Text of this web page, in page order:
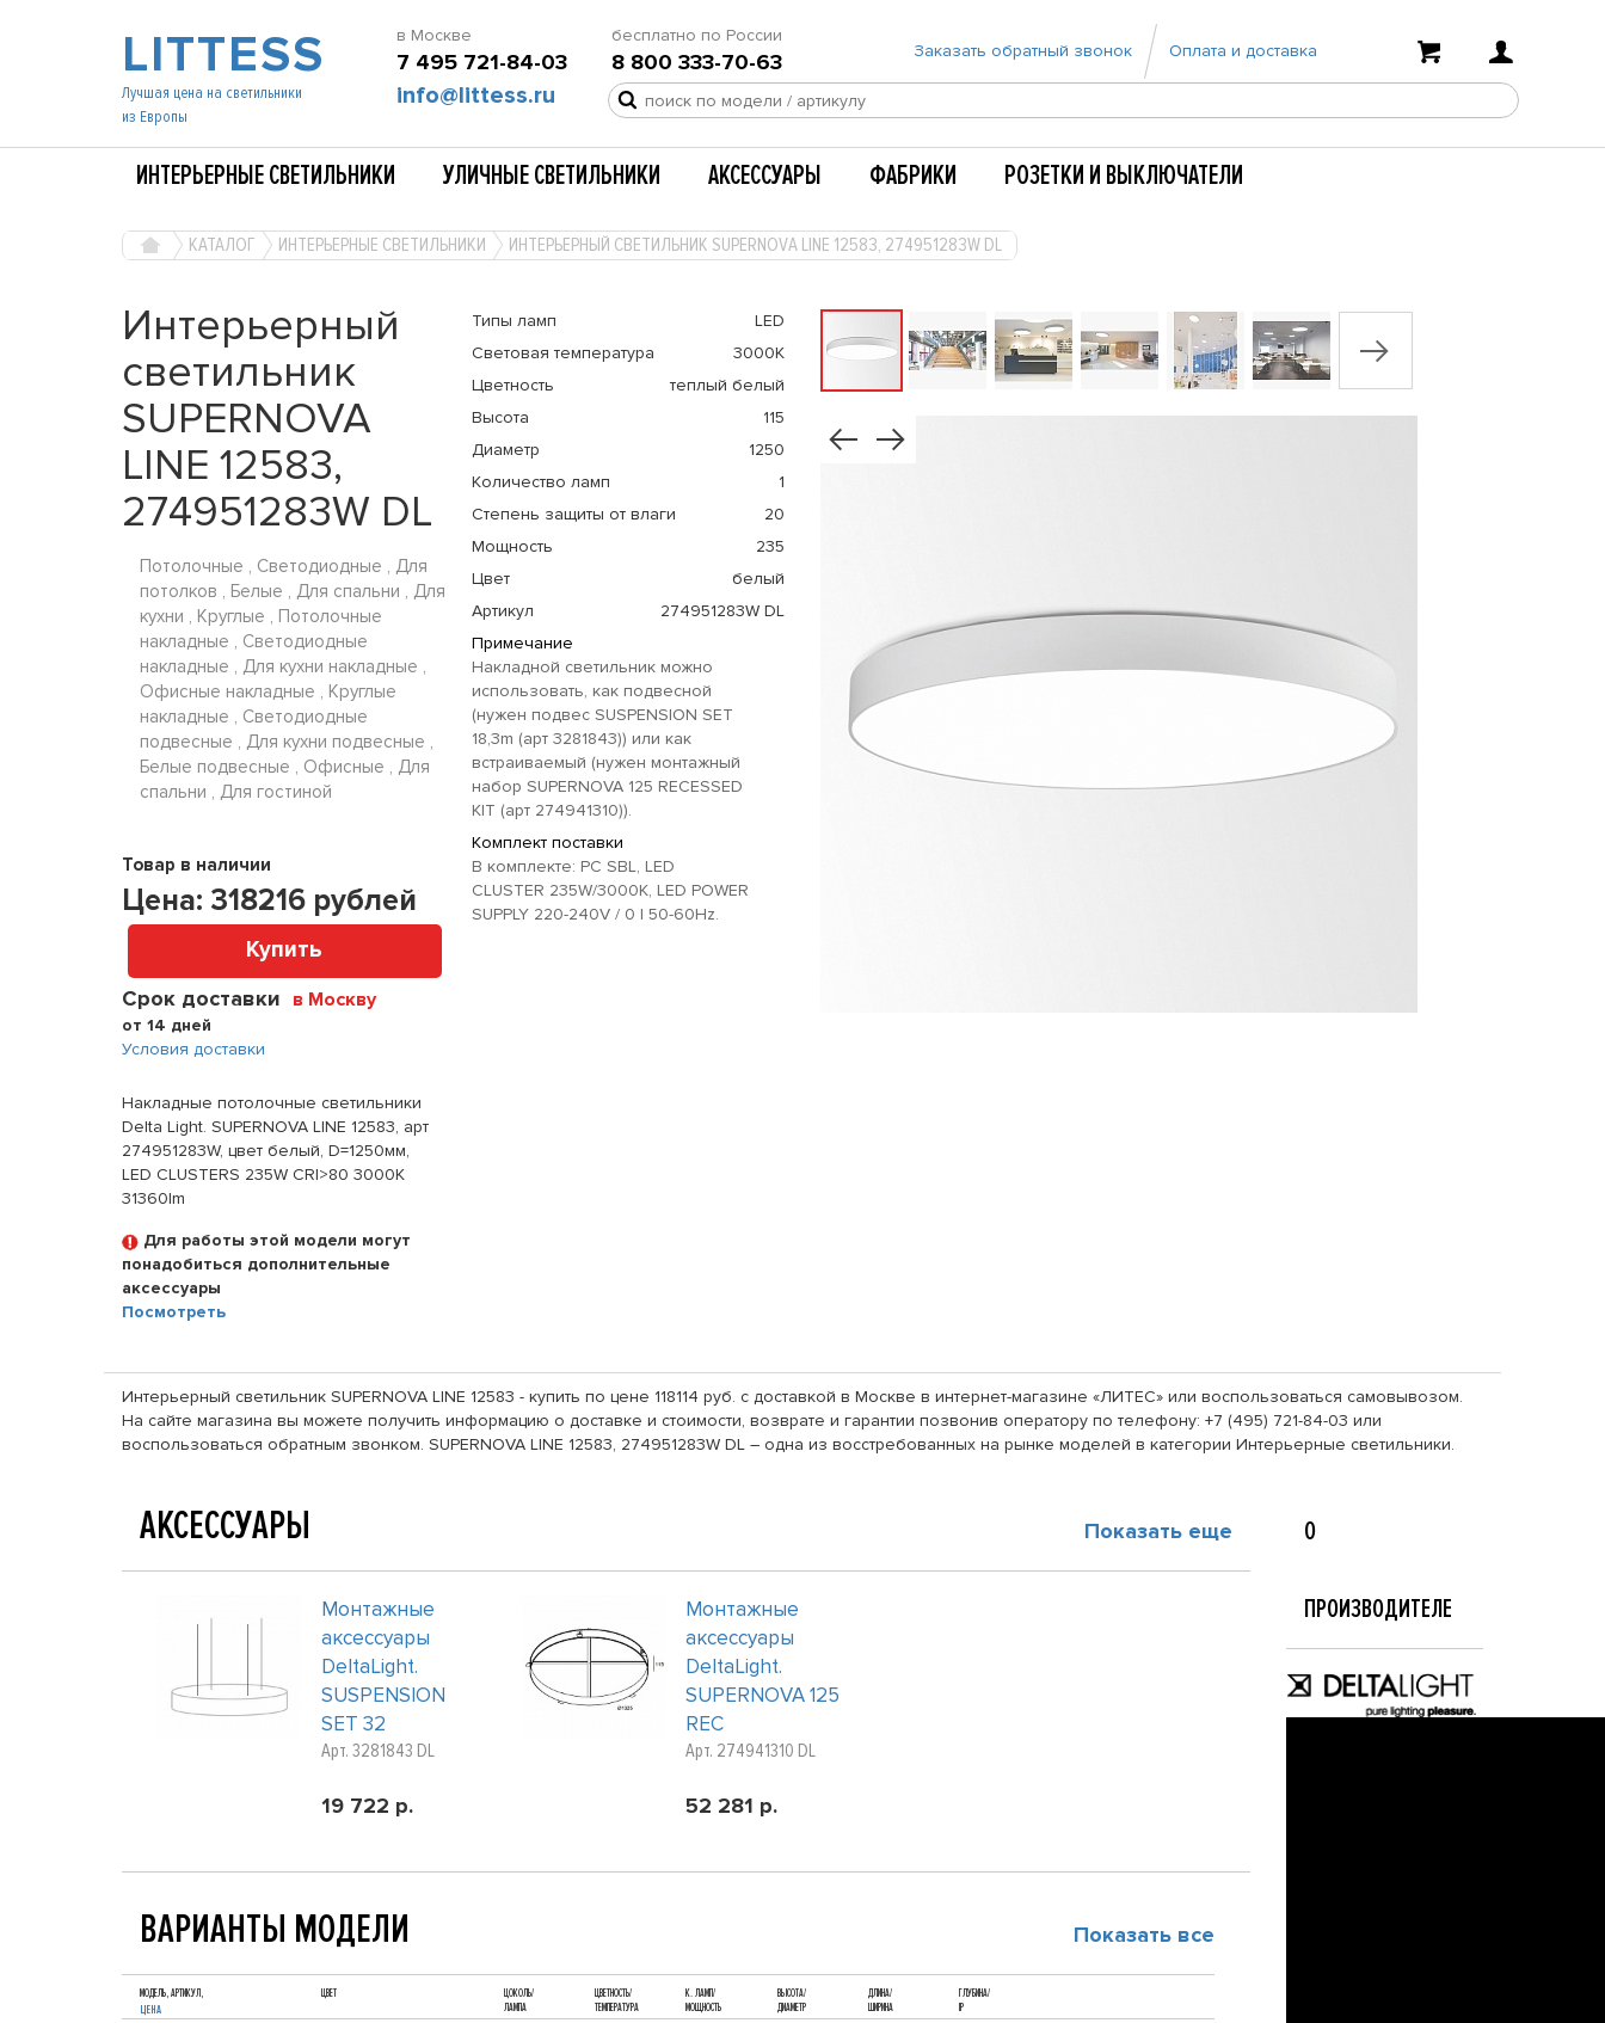
LITTESS
Лучшая цена на светильники
из Европы
в Москве
7 495 721-84-03
бесплатно по России
8 800 333-70-63 Заказать обратный звонок Оплата и доставка
info@littess.ru
ИНТЕРЬЕРНЫЕ СВЕТИЛЬНИКИ УЛИЧНЫЕ СВЕТИЛЬНИКИ АКСЕССУАРЫ ФАБРИКИ РОЗЕТКИ И ВЫКЛЮЧАТЕЛИ
КАТАЛОГ ИНТЕРЬЕРНЫЕ СВЕТИЛЬНИКИ ИНТЕРЬЕРНЫЙ СВЕТИЛЬНИК SUPERNOVA LINE 12583, 274951283W DL
Интерьерный
светильник
SUPERNOVA
LINE 12583,
274951283W DL
Потолочные , Светодиодные , Для
потолков , Белые , Для спальни , Для
кухни , Круглые , Потолочные
накладные , Светодиодные
накладные , Для кухни накладные ,
Офисные накладные , Круглые
накладные , Светодиодные
подвесные , Для кухни подвесные ,
Белые подвесные , Офисные , Для
спальни , Для гостиной
Товар в наличии
Цена: 318216 рублей
Купить
Срок доставки в Москву
от 14 дней
Условия доставки
Накладные потолочные светильники
Delta Light. SUPERNOVA LINE 12583, арт
274951283W, цвет белый, D=1250мм,
LED CLUSTERS 235W CRI>80 3000K
31360lm
Для работы этой модели могут
понадобиться дополнительные
аксессуары
Посмотреть
Типы ламп
LED
Световая температура
3000К
Цветность
теплый белый
Высота
115
Диаметр
1250
Количество ламп
1
Степень защиты от влаги
20
Мощность
235
Цвет
белый
Артикул
274951283W DL
Примечание
Накладной светильник можно
использовать, как подвесной
(нужен подвес SUSPENSION SET
18,3m (арт 3281843)) или как
встраиваемый (нужен монтажный
набор SUPERNOVA 125 RECESSED
KIT (арт 274941310)).
Комплект поставки
В комплекте: PC SBL, LED
CLUSTER 235W/3000K, LED POWER
SUPPLY 220-240V / 0 | 50-60Hz.
Интерьерный светильник SUPERNOVA LINE 12583 - купить по цене 118114 руб. с доставкой в Москве в интернет-магазине «ЛИТЕС» или воспользоваться самовывозом.
На сайте магазина вы можете получить информацию о доставке и стоимости, возврате и гарантии позвонив оператору по телефону: +7 (495) 721-84-03 или
воспользоваться обратным звонком. SUPERNOVA LINE 12583, 274951283W DL – одна из восстребованных на рынке моделей в категории Интерьерные светильники.
АКСЕССУАРЫ Показать еще
Монтажные
аксессуары
DeltaLight.
SUSPENSION
SET 32
Арт. 3281843 DL
19 722 р.
Монтажные
аксессуары
DeltaLight.
SUPERNOVA 125
REC
Арт. 274941310 DL
52 281 р.
ВАРИАНТЫ МОДЕЛИ Показать все
МОДЕЛЬ, АРТИКУЛ,
ЦЕНА
ЦВЕТ
ЦОКОЛЬ/
ЛАМПА
ЦВЕТНОСТЬ/
ТЕМПЕРАТУРА
К. ЛАМП/
МОЩНОСТЬ
ВЫСОТА/
ДИАМЕТР
ДЛИНА/
ШИРИНА
ГЛУБИНА/
IP
О
ПРОИЗВОДИТЕЛЕ